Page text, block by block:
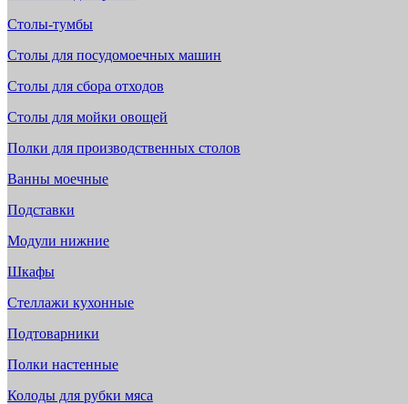
Столы-тумбы
Столы для посудомоечных машин
Столы для сбора отходов
Столы для мойки овощей
Полки для производственных столов
Ванны моечные
Подставки
Модули нижние
Шкафы
Стеллажи кухонные
Подтоварники
Полки настенные
Колоды для рубки мяса